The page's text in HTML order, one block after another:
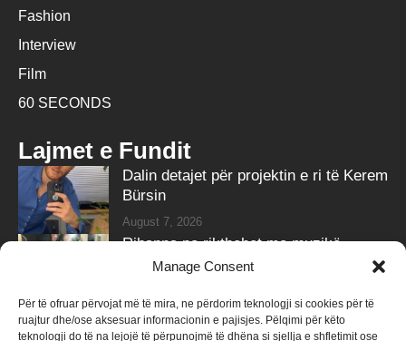
Manage Consent
Për të ofruar përvojat më të mira, ne përdorim teknologji si cookies për të
ruajtur dhe/ose aksesuar informacionin e pajisjes. Pëlqimi për këto
teknologji do të na lejojë të përpunojmë të dhëna si sjellja e shfletimit ose
Fashion
Interview
Film
60 SECONDS
Lajmet e Fundit
Dalin detajet për projektin e ri të Kerem
Bürsin
August 7, 2026
Rihanna po rikthehet me muzikë,
partneri i zbulon sekretin
Follow Us